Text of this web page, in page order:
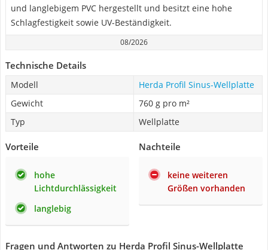
und langlebigem PVC hergestellt und besitzt eine hohe
Schlagfestigkeit sowie UV-Beständigkeit.
08/2026
Technische Details
Modell
Herda Profil Sinus-Wellplatte
Gewicht
760 g pro m²
Typ
Wellplatte
Vorteile
hohe
Lichtdurchlässigkeit
langlebig
Nachteile
keine weiteren
Größen vorhanden
Fragen und Antworten zu Herda Profil Sinus-Wellplatte